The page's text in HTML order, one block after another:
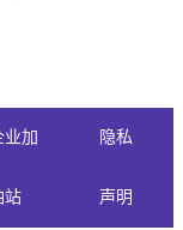
业加
站
隐私
声明